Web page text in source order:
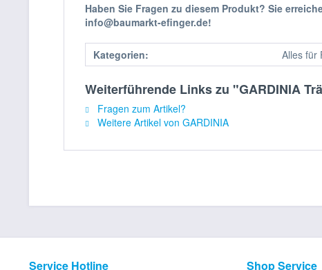
Haben Sie Fragen zu diesem Produkt? Sie
info@baumarkt-efinger.de!
Kategorien: Alles für
Weiterführende Links zu "GARDINIA
Fragen zum Artikel?
Weitere Artikel von GARDINIA
Service Hotline Shop Service